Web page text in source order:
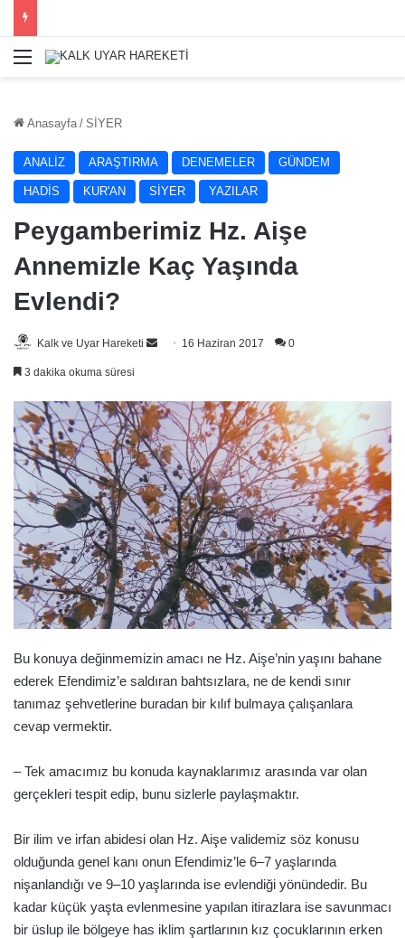
Menü
Anasayfa / SİYER
ANALİZ ARAŞTIRMA DENEMELER GÜNDEM
HADİS KUR'AN SİYER YAZILAR
Peygamberimiz Hz. Aişe
Annemizle Kaç Yaşında
Evlendi?
Kalk ve Uyar Hareketi
Bir
göndermek
16 Haziran 2017 0
3 dakika okuma süresi
Bu konuya değinmemizin amacı ne Hz. Aişe’nin yaşını bahane
ederek Efendimiz’e saldıran bahtsızlara, ne de kendi sınır
tanımaz şehvetlerine buradan bir kılıf bulmaya çalışanlara
cevap vermektir.
– Tek amacımız bu konuda kaynaklarımız arasında var olan
gerçekleri tespit edip, bunu sizlerle paylaşmaktır.
Bir ilim ve irfan abidesi olan Hz. Aişe validemiz söz konusu
olduğunda genel kanı onun Efendimiz’le 6–7 yaşlarında
nişanlandığı ve 9–10 yaşlarında ise evlendiği yönündedir. Bu
kadar küçük yaşta evlenmesine yapılan itirazlara ise savunmacı
bir üslup ile bölgeye has iklim şartlarının kız çocuklarının erken